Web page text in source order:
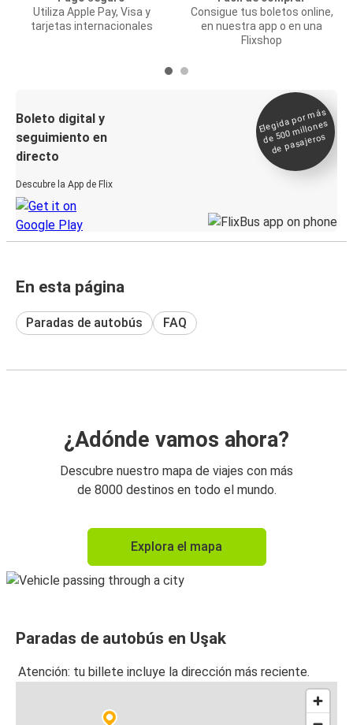
Utiliza Apple Pay, Visa y
tarjetas internacionales
Consigue tus boletos online,
en nuestra app o en una
Flixshop
Boleto digital y
seguimiento en
directo
Descubre la App de Flix
Elegida por
más
de 500
millones
de pasajeros
En esta página
Paradas de autobús FAQ
¿Adónde vamos ahora?
Descubre nuestro mapa de viajes con más
de 8000 destinos en todo el mundo.
Explora el mapa
Paradas de autobús en Uşak
Atención: tu billete incluye la dirección más reciente.